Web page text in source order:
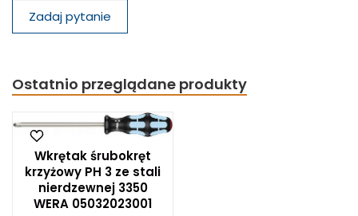
Zadaj pytanie
Ostatnio przeglądane produkty
Wkrętak śrubokręt
krzyżowy PH 3 ze stali
nierdzewnej 3350
WERA 05032023001